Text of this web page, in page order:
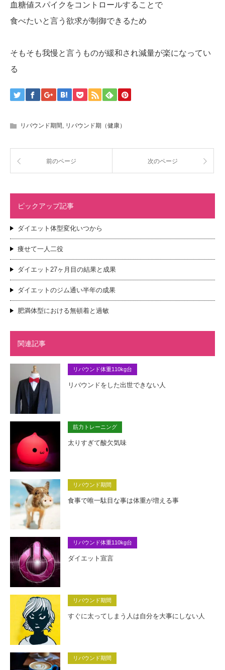
血糖値スパイクをコントロールすることで
食べたいと言う欲求が制御できるため
そもそも我慢と言うものが緩和され減量が楽になってい
る
リバウンド期間 リバウンド期（健康）
前のページ 次のページ
ピックアップ記事
ダイエット体型変化いつから
痩せて一人二役
ダイエット27ヶ月目の結果と成果
ダイエットのジム通い半年の成果
肥満体型における無頓着と過敏
関連記事
リバウンド体重110kg台
リバウンドをした出世できない人
筋力トレーニング
太りすぎて酸欠気味
リバウンド期間
食事で唯一駄目な事は体重が増える事
リバウンド体重110kg台
ダイエット宣言
リバウンド期間
すぐに太ってしまう人は自分を大事にしない人
リバウンド期間